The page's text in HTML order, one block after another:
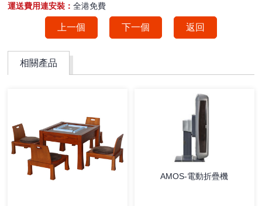
運送費用連安裝：全港免費
上一個 下一個 返回
相關產品
AMOS-電動折疊機